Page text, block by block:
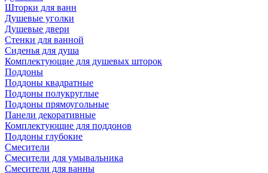
Шторки для ванн
Душевые уголки
Душевые двери
Стенки для ванной
Сиденья для душа
Комплектующие для душевых шторок
Поддоны
Поддоны квадратные
Поддоны полукруглые
Поддоны прямоугольные
Панели декоративные
Комплектующие для поддонов
Поддоны глубокие
Смесители
Смесители для умывальника
Смесители для ванны